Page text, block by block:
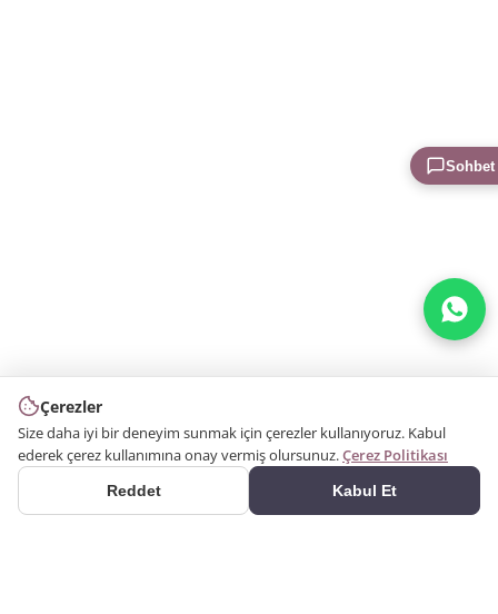
Çerezler
Size daha iyi bir deneyim sunmak için çerezler kullanıyoruz. Kabul
ederek çerez kullanımına onay vermiş olursunuz.Çerez Politikası
Reddet Kabul Et
Sohbet